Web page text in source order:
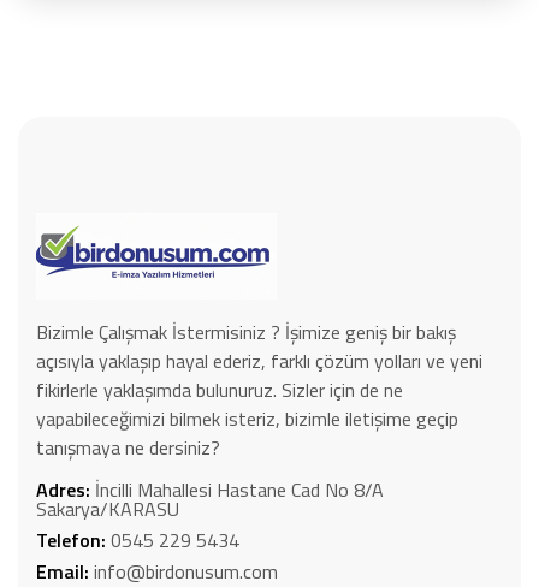
Bizimle Çalışmak İstermisiniz ? İşimize geniş bir bakış
açısıyla yaklaşıp hayal ederiz, farklı çözüm yolları ve yeni
fikirlerle yaklaşımda bulunuruz. Sizler için de ne
yapabileceğimizi bilmek isteriz, bizimle iletişime geçip
tanışmaya ne dersiniz?
Adres: İncilli Mahallesi Hastane Cad No 8/A
Sakarya/KARASU
Telefon: 0545 229 5434
Email: info@birdonusum.com